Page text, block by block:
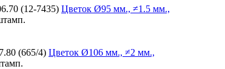
(12-7435) Цветок Ø95 мм., ≠1.5 мм.,
(665/4) Цветок Ø106 мм., ≠2 мм.,